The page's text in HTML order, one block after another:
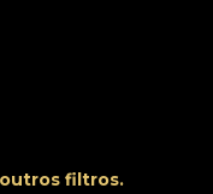
filtros.